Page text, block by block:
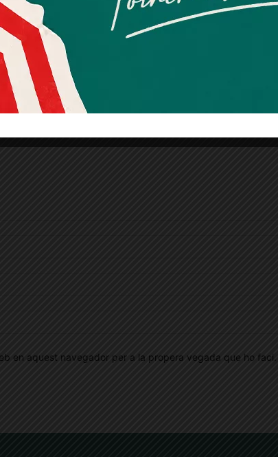
en aquest navegador per a la propera vegada que ho faci.
consentiment explícit per rebre comunicacions
informatives relacionades amb el servei. Aquest
consentiment pot ser revocat en qualsevol moment
mitjançant l’enllaç de baixa present a tots els correus.